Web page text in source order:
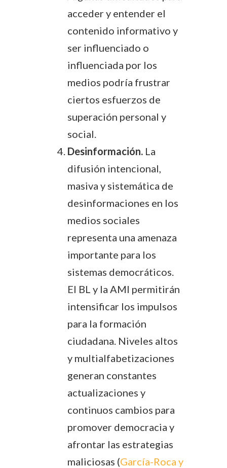
acceder y entender el
contenido informativo y
ser influenciado o
influenciada por los
medios podría frustrar
ciertos esfuerzos de
superación personal y
social.
Desinformación. La
difusión intencional,
masiva y sistemática de
desinformaciones en los
medios sociales
representa una amenaza
importante para los
sistemas democráticos.
El BL y la AMI permitirán
intensificar los impulsos
para la formación
ciudadana. Niveles altos
y multialfabetizaciones
generan constantes
actualizaciones y
continuos cambios para
promover democracia y
afrontar las estrategias
maliciosas (García-Roca y